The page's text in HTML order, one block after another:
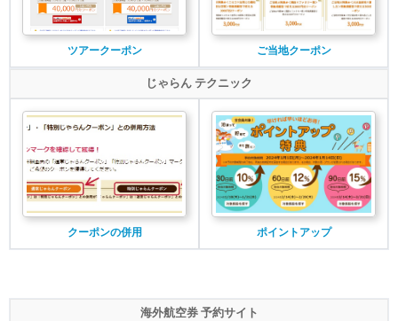
ツアークーポン ご当地クーポン
じゃらん テクニック
クーポンの併用 ポイントアップ
海外航空券 予約サイト